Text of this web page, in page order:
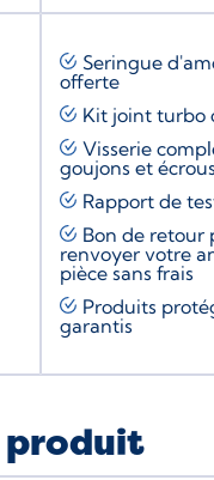
Seringue
offerte
Kit joint turbo
Visserie
goujons et écrous
Rapport de
Bon de retour
renvoyer votre
pièce sans frais
Produits
garantis
produit